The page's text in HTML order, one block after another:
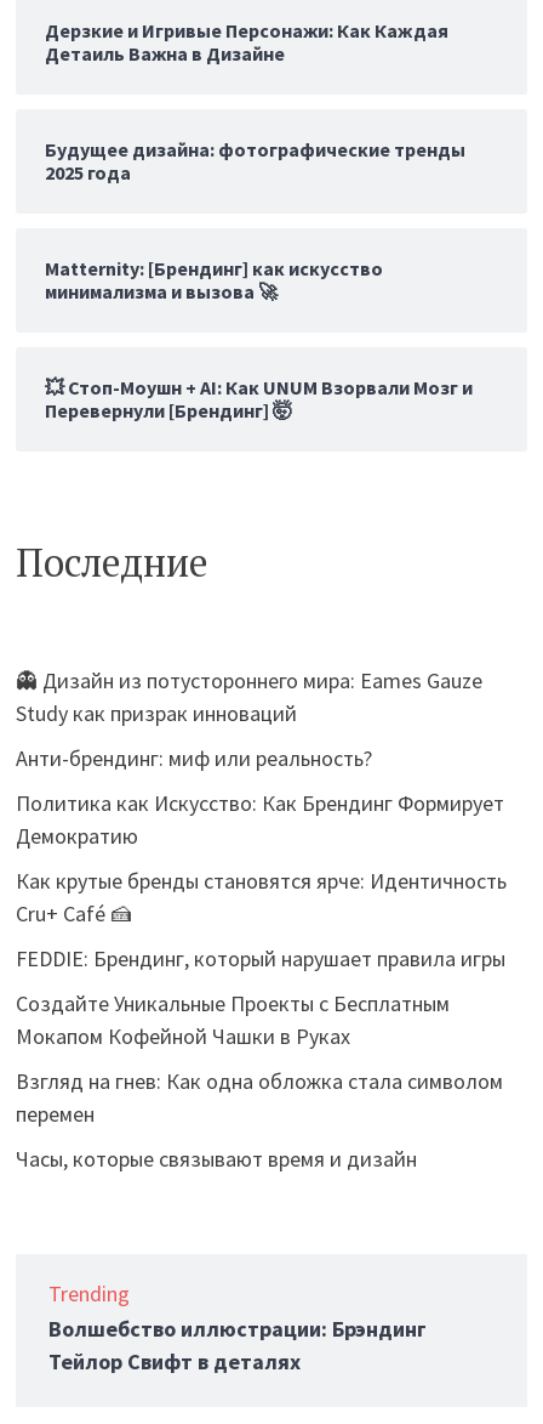
Дерзкие и Игривые Персонажи: Как Каждая
Детаиль Важна в Дизайне
Будущее дизайна: фотографические тренды
2025 года
Matternity: [Брендинг] как искусство
минимализма и вызова 🚀
💥 Стоп-Моушн + AI: Как UNUM Взорвали Мозг и
Перевернули [Брендинг] 🤯
Последние
👻 Дизайн из потустороннего мира: Eames Gauze
Study как призрак инноваций
Анти-брендинг: миф или реальность?
Политика как Искусство: Как Брендинг Формирует
Демократию
Как крутые бренды становятся ярче: Идентичность
Cru+ Café 🍰
FEDDIE: Брендинг, который нарушает правила игры
Создайте Уникальные Проекты с Бесплатным
Мокапом Кофейной Чашки в Руках
Взгляд на гнев: Как одна обложка стала символом
перемен
Часы, которые связывают время и дизайн
Trending
Волшебство иллюстрации: Брэндинг
Тейлор Свифт в деталях